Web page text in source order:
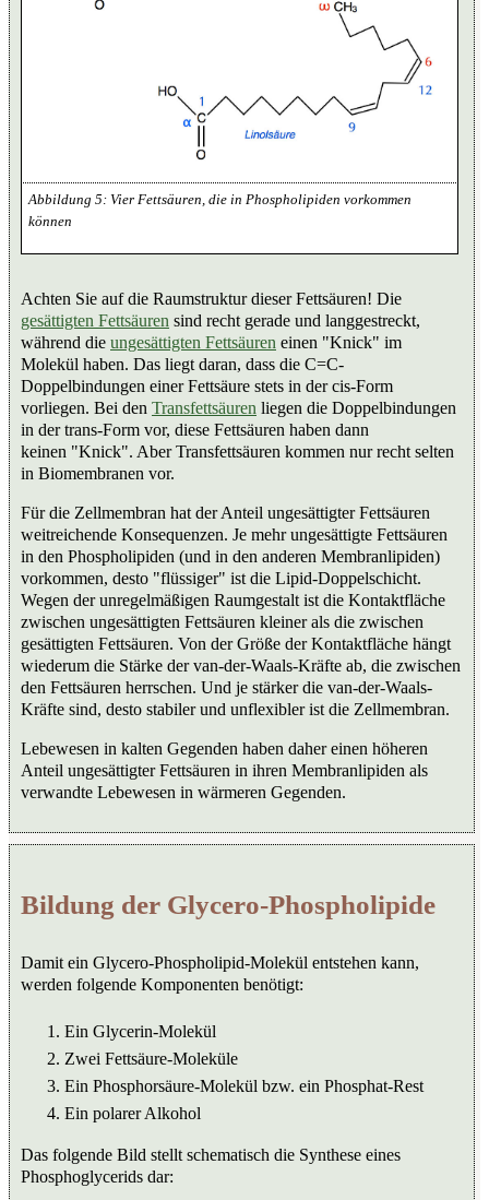
Vier Fettsäuren, die in Phospholipiden vorkommen
können
Achten Sie auf die Raumstruktur dieser Fettsäuren! Die
gesättigten Fettsäuren sind recht gerade und langgestreckt,
während die ungesättigten Fettsäuren einen "Knick" im
Molekül haben. Das liegt daran, dass die C=C-
Doppelbindungen einer Fettsäure stets in der cis-Form
vorliegen. Bei den Transfettsäuren liegen die Doppelbindungen
in der trans-Form vor, diese Fettsäuren haben dann
keinen "Knick". Aber Transfettsäuren kommen nur recht selten
in Biomembranen vor.
Für die Zellmembran hat der Anteil ungesättigter Fettsäuren
weitreichende Konsequenzen. Je mehr ungesättigte Fettsäuren
in den Phospholipiden (und in den anderen Membranlipiden)
vorkommen, desto "flüssiger" ist die Lipid-Doppelschicht.
Wegen der unregelmäßigen Raumgestalt ist die Kontaktfläche
zwischen ungesättigten Fettsäuren kleiner als die zwischen
gesättigten Fettsäuren. Von der Größe der Kontaktfläche hängt
wiederum die Stärke der van-der-Waals-Kräfte ab, die zwischen
den Fettsäuren herrschen. Und je stärker die van-der-Waals-
Kräfte sind, desto stabiler und unflexibler ist die Zellmembran.
Lebewesen in kalten Gegenden haben daher einen höheren
Anteil ungesättigter Fettsäuren in ihren Membranlipiden als
verwandte Lebewesen in wärmeren Gegenden.
Bildung der Glycero-Phospholipide
Damit ein Glycero-Phospholipid-Molekül entstehen kann,
werden folgende Komponenten benötigt:
Ein Glycerin-Molekül
Zwei Fettsäure-Moleküle
Ein Phosphorsäure-Molekül bzw. ein Phosphat-Rest
Ein polarer Alkohol
Das folgende Bild stellt schematisch die Synthese eines
Phosphoglycerids dar: